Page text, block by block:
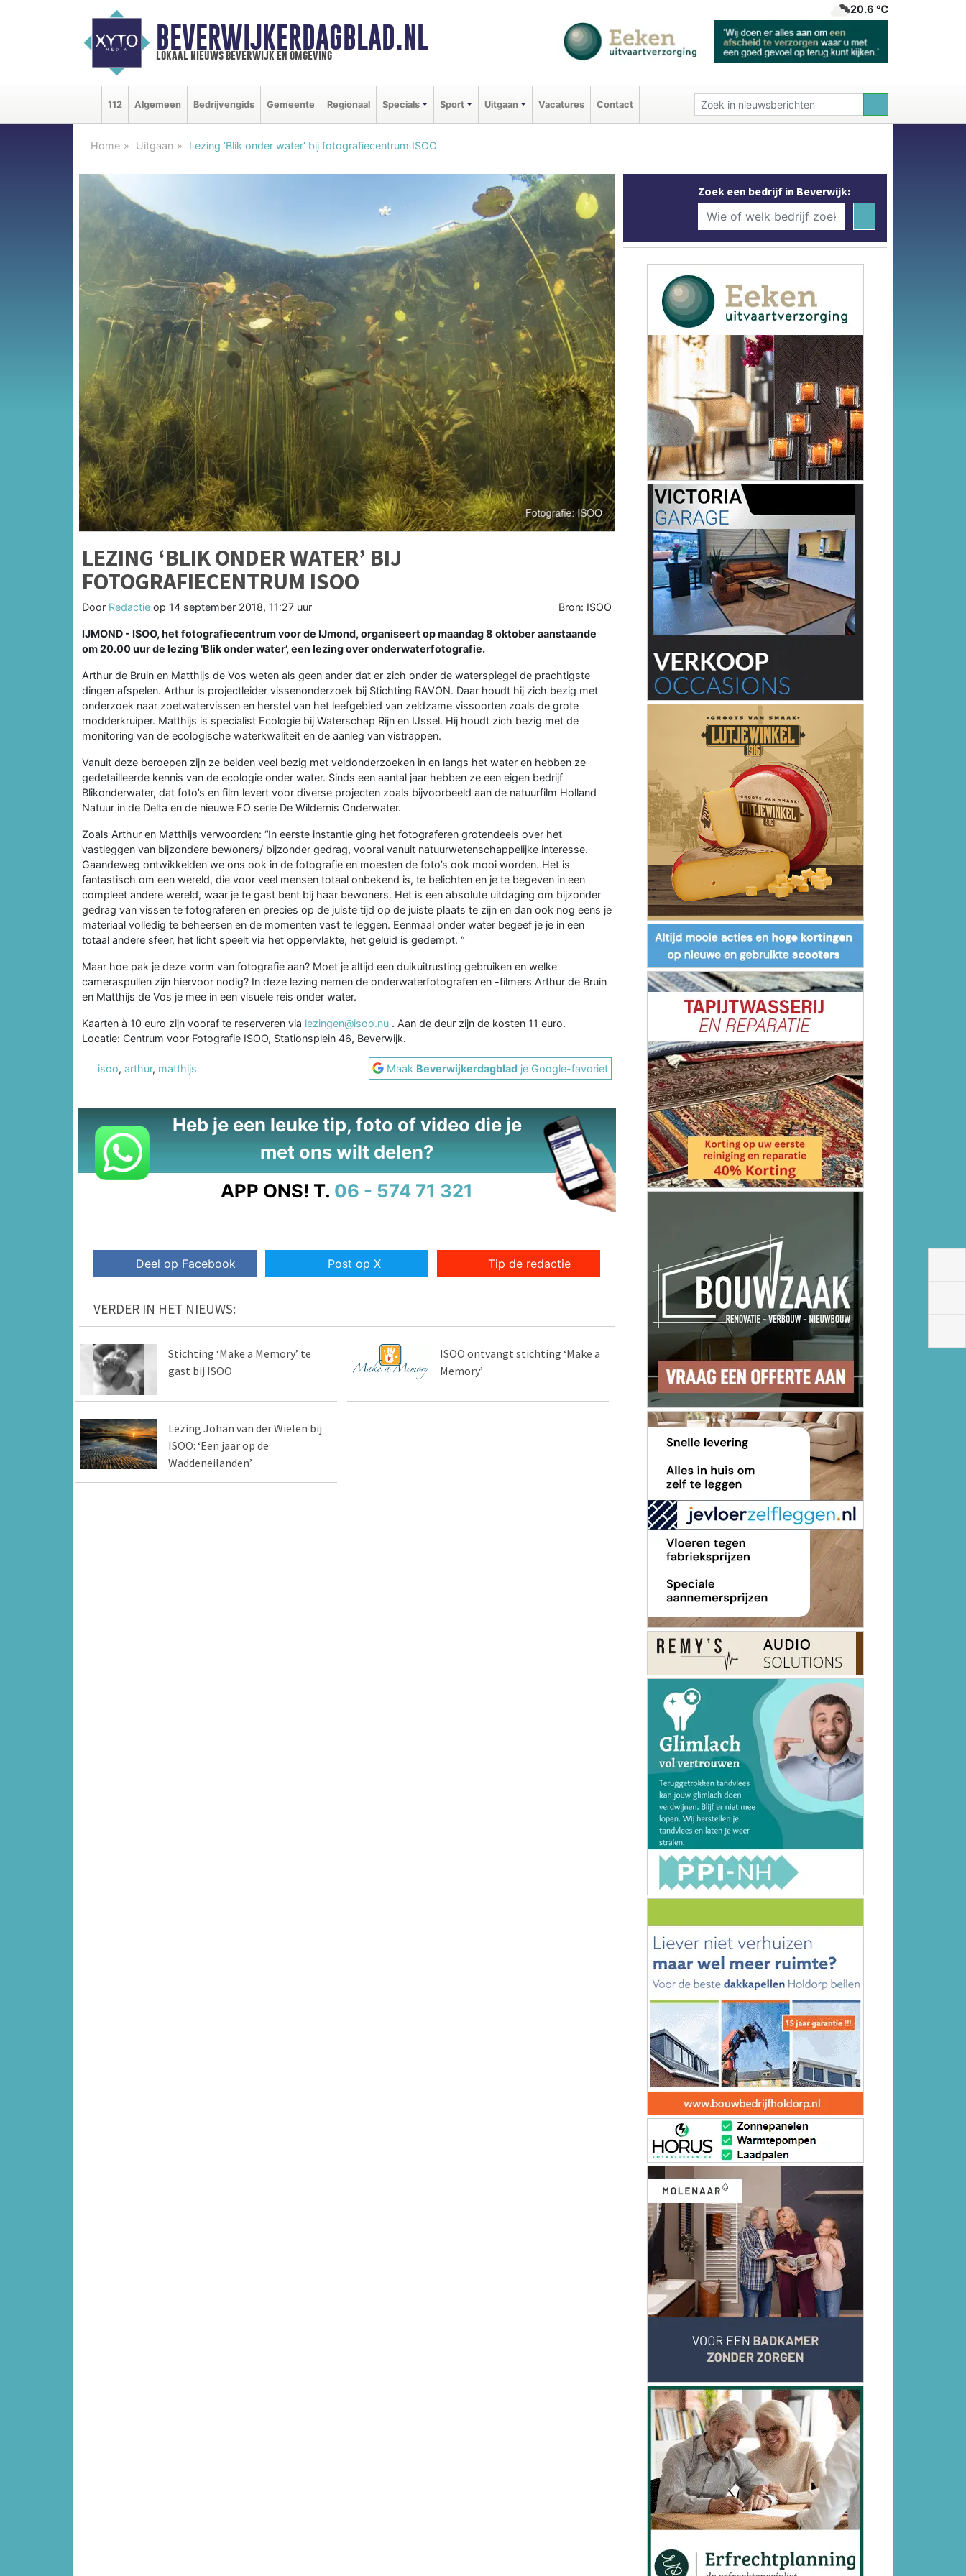
BEVERWIJKERDAGBLAD.NL
lokaal nieuws beverwijk en omgeving
20.6 ℃
112 Algemeen Bedrijvengids Gemeente Regionaal Specials Sport Uitgaan Vacatures Contact
Home Uitgaan Lezing ‘Blik onder water’ bij fotografiecentrum ISOO
LEZING ‘BLIK ONDER WATER’ BIJ
FOTOGRAFIECENTRUM ISOO
Door Redactie op 14 september 2018, 11:27 uur Bron: ISOO
IJMOND - ISOO, het fotografiecentrum voor de IJmond, organiseert op maandag 8 oktober aanstaande
om20.00 uur de lezing ‘Blik onder water’, een lezing over onderwaterfotografie.
Arthur de Bruin en Matthijs de Vos weten als geen ander dat er zich onder de waterspiegel de prachtigste
dingen afspelen. Arthur is projectleider vissenonderzoek bij Stichting RAVON. Daar houdt hij zich bezig met
onderzoek naar zoetwatervissen en herstel van het leefgebied van zeldzame vissoorten zoals de grote
modderkruiper. Matthijs is specialist Ecologie bij Waterschap Rijn en IJssel. Hij houdt zich bezig met de
monitoring van de ecologische waterkwaliteit en de aanleg van vistrappen.
Vanuit deze beroepen zijn ze beiden veel bezig met veldonderzoeken in en langs het water en hebben ze
gedetailleerde kennis van de ecologie onder water. Sinds een aantal jaar hebben ze een eigen bedrijf
Blikonderwater, dat foto’s en film levert voor diverse projecten zoals bijvoorbeeld aan de natuurfilm Holland
Natuur in de Delta en de nieuwe EO serie De Wildernis Onderwater.
Zoals Arthur en Matthijs verwoorden: “In eerste instantie ging het fotograferen grotendeels over het
vastleggen van bijzondere bewoners/ bijzonder gedrag, vooral vanuit natuurwetenschappelijke interesse.
Gaandeweg ontwikkelden we ons ook in de fotografie en moesten de foto’s ook mooi worden. Het is
fantastisch om een wereld, die voor veel mensen totaal onbekend is, te belichten en je te begeven in een
compleet andere wereld, waar je te gast bent bij haar bewoners. Het is een absolute uitdaging om bijzonder
gedrag van vissen te fotograferen en precies op de juiste tijd op de juiste plaats te zijn en dan ook nog eens je
materiaal volledig te beheersen en de momenten vast te leggen. Eenmaal onder water begeef je je in een
totaal andere sfeer, het licht speelt via het oppervlakte, het geluid is gedempt. “
Maar hoe pak je deze vorm van fotografie aan? Moet je altijd een duikuitrusting gebruiken en welke
cameraspullen zijn hiervoor nodig? In deze lezing nemen de onderwaterfotografen en -filmers Arthur de Bruin
en Matthijs de Vos je mee in een visuele reis onder water.
Kaarten à 10 euro zijn vooraf te reserveren via lezingen@isoo.nu . Aan de deur zijn de kosten 11 euro.
Locatie: Centrum voor Fotografie ISOO, Stationsplein 46, Beverwijk.
isoo, arthur, matthijs Maak Beverwijkerdagblad je Google-favoriet
Heb je een leuke tip, foto of video die je
met ons wilt delen?
APP ONS! T. 06 - 574 71 321
Deel op Facebook Post op X Tip de redactie
VERDER IN HET NIEUWS:
Stichting ‘Make a Memory’ te
gast bij ISOO
ISOO ontvangt stichting ‘Make a
Memory’
Lezing Johan van der Wielen bij
ISOO: ‘Een jaar op de
Waddeneilanden’
Zoek een bedrijf in Beverwijk: